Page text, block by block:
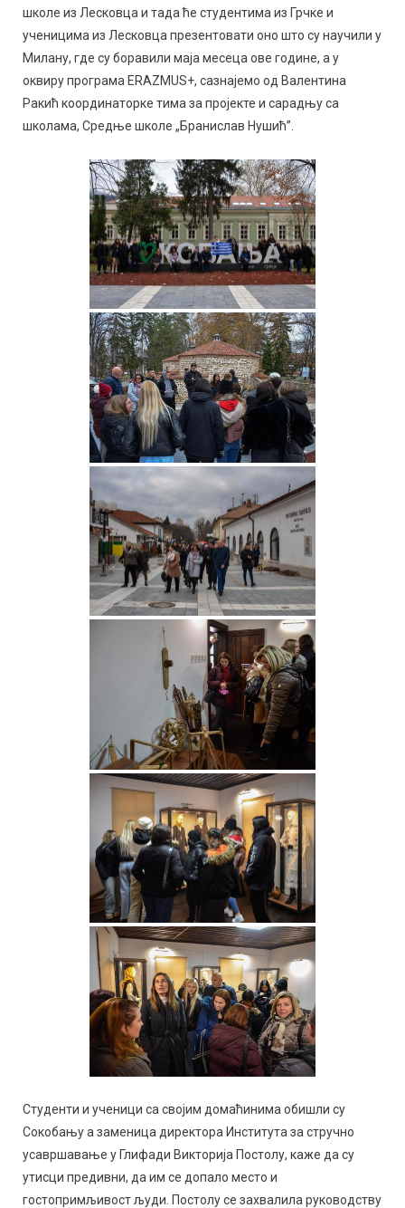
школе из Лесковца и тада ће студентима из Грчке и
ученицима из Лесковца презентовати оно што су научили у
Милану, где су боравили маја месеца ове године, а у
оквиру програма ERAZMUS+, сазнајемо од Валентина
Ракић координаторке тима за пројекте и сарадњу са
школама, Средње школе „Бранислав Нушић”.
Студенти и ученици са својим домаћинима обишли су
Сокобању а заменица директора Института за стручно
усавршавање у Глифади Викторија Постолу, каже да су
утисци предивни, да им се допало место и
гостопримљивост људи. Постолу се захвалила руководству